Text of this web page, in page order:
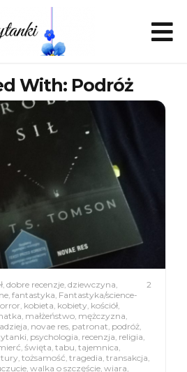
With: Podróż
2
, dobre recenzje, dziewczyna,
, fantastyka, Fantastyka/science-
, kobieta, kobiety, kościół,
, małżeństwo, mężczyzna,
, novae res, patronat, podróż,
, psychologia, recenzja, religia,
, święta, tabu, tajemnica,
, tożsamość, tragedia, transakcja,
, walka o szczęście, wiara,